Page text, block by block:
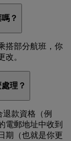
？
搭部分航班，你
改。
理？
退款資格（例
電郵地址中收到
期（也就是你更